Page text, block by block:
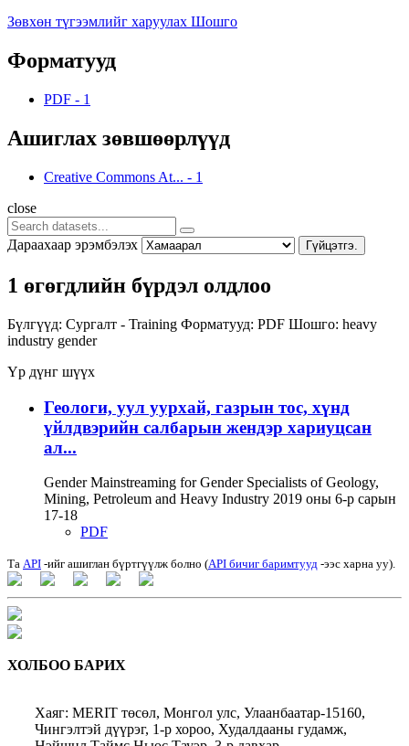
Зөвхөн түгээмлийг харуулах Шошго
Форматууд
PDF - 1
Ашиглах зөвшөөрлүүд
Creative Commons At... - 1
close
Дараахаар эрэмбэлэх Гүйцэтгэ.
1 өгөгдлийн бүрдэл олдлоо
Бүлгүүд: Сургалт - Training Форматууд: PDF Шошго: heavy
industry gender
Үр дүнг шүүх
Геологи, уул уурхай, газрын тос, хүнд
үйлдвэрийн салбарын жендэр хариуцсан
ал...
Gender Mainstreaming for Gender Specialists of Geology,
Mining, Petroleum and Heavy Industry 2019 оны 6-р сарын
17-18
PDF
Та API -ийг ашиглан бүртгүүлж болно (API бичиг баримтууд -ээс харна уу).
ХОЛБОО БАРИХ
Хаяг: MERIT төсөл, Монгол улс, Улаанбаатар-15160,
Чингэлтэй дүүрэг, 1-р хороо, Худалдааны гудамж,